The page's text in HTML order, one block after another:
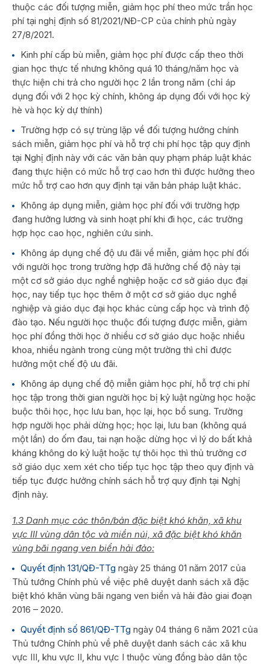
thuộc các đối tượng miễn, giảm học phí theo mức trần học
phí tại nghị định số 81/2021/NĐ-CP của chính phủ ngày
27/8/2021.
Kinh phí cấp bù miễn, giảm học phí được cấp theo thời
gian học thực tế nhưng không quá 10 tháng/năm học và
thực hiện chi trả cho người học 2 lần trong năm (chỉ áp
dụng đối với 2 học kỳ chính, không áp dụng đối với học kỳ
hè và học kỳ dự thính)
Trường hợp có sự trùng lặp về đối tượng hưởng chính
sách miễn, giảm học phí và hỗ trợ chi phí học tập quy định
tại Nghị định này với các văn bản quy phạm pháp luật khác
đang thực hiện có mức hỗ trợ cao hơn thì được hưởng theo
mức hỗ trợ cao hơn quy định tại văn bản pháp luật khác.
Không áp dụng miễn, giảm học phí đối với trường hợp
đang hưởng lương và sinh hoạt phí khi đi học, các trường
hợp học cao học, nghiên cứu sinh.
Không áp dụng chế độ ưu đãi về miễn, giảm học phí đối
với người học trong trường hợp đã hưởng chế độ này tại
một cơ sở giáo dục nghề nghiệp hoặc cơ sở giáo dục đại
học, nay tiếp tục học thêm ở một cơ sở giáo dục nghề
nghiệp và giáo dục đại học khác cùng cấp học và trình độ
đào tạo. Nếu người học thuộc đối tượng được miễn, giảm
học phí đồng thời học ở nhiều cơ sở giáo dục hoặc nhiều
khoa, nhiều ngành trong cùng một trường thì chỉ được
hưởng một chế độ ưu đãi.
Không áp dụng chế độ miễn giảm học phí, hỗ trợ chi phí
học tập trong thời gian người học bị kỷ luật ngừng học hoặc
buộc thôi học, học lưu ban, học lại, học bổ sung. Trường
hợp người học phải dừng học; học lại, lưu ban (không quá
một lần) do ốm đau, tai nạn hoặc dừng học vì lý do bất khả
kháng không do kỷ luật hoặc tự thôi học thì thủ trưởng cơ
sở giáo dục xem xét cho tiếp tục học tập theo quy định và
tiếp tục được hưởng chính sách hỗ trợ quy định tại Nghị
định này.
1.3 Danh mục các thôn/bản đặc biệt khó khăn, xã khu
vực III vùng dân tộc và miền núi, xã đặc biệt khó khăn
vùng bãi ngang ven biển hải đảo:
Quyết định 131/QĐ-TTg ngày 25 tháng 01 năm 2017 của
Thủ tướng Chính phủ về việc phê duyệt danh sách xã đặc
biệt khó khăn vùng bãi ngang ven biển và hải đảo giai đoạn
2016 – 2020.
Quyết định số 861/QĐ-TTg ngày 04 tháng 6 năm 2021 của
Thủ tướng Chính phủ về phê duyệt danh sách các xã khu
vực III, khu vực II, khu vực I thuộc vùng đồng bào dân tộc